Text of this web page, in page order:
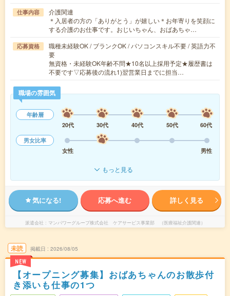
仕事内容
介護関連
＊入居者の方の「ありがとう」が嬉しい＊お年寄りを笑顔に
する介護のお仕事です。おじいちゃん、おばあちゃ…
応募資格
職種未経験OK / ブランクOK / パソコンスキル不要 / 英語力不
要
無資格・未経験OK年齢不問★10名以上採用予定★履歴書は
不要です▽応募後の流れ1)翌営業日までに担当…
職場の雰囲気
年齢層
20代
30代 40代 50代
60代
男女比率
女性
男性
もっと見る
気になる! 応募へ進む 詳しく見る
派遣会社 マンパワーグループ株式会社 ケアサービス事業部 （医療福祉介護関連）
未読
NEW
掲載日 2026/08/05
【オープニング募集】おばあちゃんのお散歩付
き添いも仕事の1つ